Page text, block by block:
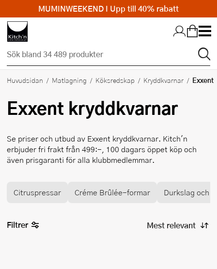
Hopp till huvudinnehållet
Huvudsidan Matlagning Köksredskap Kryddkvarnar Exxent
Exxent kryddkvarnar
Se priser och utbud av Exxent kryddkvarnar. Kitch'n
erbjuder fri frakt från 499:-, 100 dagars öppet köp och
även prisgaranti för alla klubbmedlemmar.
Citruspressar Créme Brûlée-formar Durkslag och
Filtrer
MUMINWEEKEND I Upp till 40% rabatt